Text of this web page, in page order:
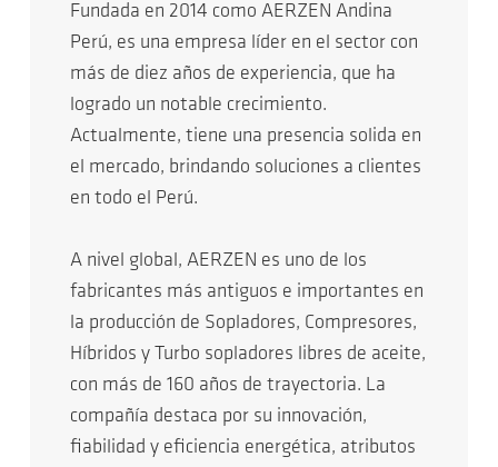
Fundada en 2014 como AERZEN Andina
Perú, es una empresa líder en el sector con
más de diez años de experiencia, que ha
logrado un notable crecimiento.
Actualmente, tiene una presencia solida en
el mercado, brindando soluciones a clientes
en todo el Perú.
A nivel global, AERZEN es uno de los
fabricantes más antiguos e importantes en
la producción de Sopladores, Compresores,
Híbridos y Turbo sopladores libres de aceite,
con más de 160 años de trayectoria. La
compañía destaca por su innovación,
fiabilidad y eficiencia energética, atributos